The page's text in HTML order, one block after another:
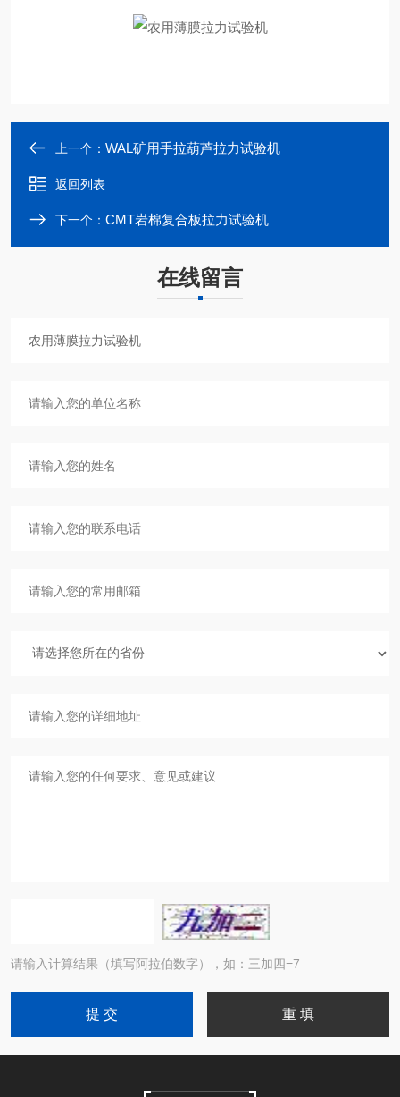
上一个： WAL矿用手拉葫芦拉力试验机
返回列表
下一个： CMT岩棉复合板拉力试验机
在线留言
请输入计算结果（填写阿拉伯数字），如：三加四=7